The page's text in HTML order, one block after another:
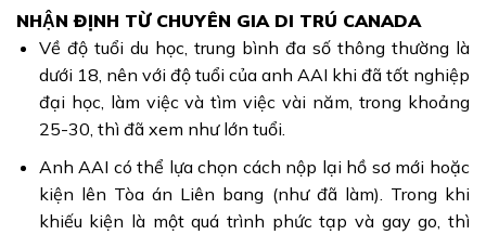
NHẬN ĐỊNH TỪ CHUYÊN GIA DI TRÚ CANADA
Về độ tuổi du học, trung bình đa số thông thường là
dưới 18, nên với độ tuổi của anh AAI khi đã tốt nghiệp
đại học, làm việc và tìm việc vài năm, trong khoảng
25-30, thì đã xem như lớn tuổi.
Anh AAI có thể lựa chọn cách nộp lại hồ sơ mới hoặc
kiện lên Tòa án Liên bang (như đã làm). Trong khi
khiếu kiện là một quá trình phức tạp và gay go, thì